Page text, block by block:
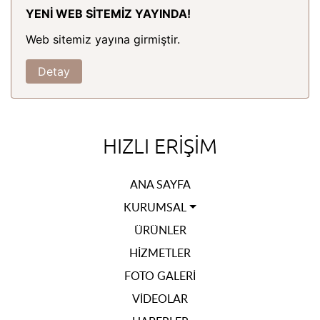
HIZLI ERIŞIM
ANA SAYFA
KURUMSAL
ÜRÜNLER
HIZMETLER
FOTO GALERI
VIDEOLAR
YENİ WEB SİTEMİZ YAYINDA!
Web sitemiz yayına girmiştir.
Detay